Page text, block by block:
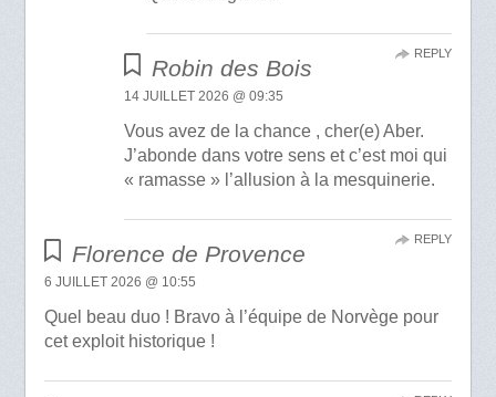
Robin des Bois
14 JUILLET 2026 @ 09:35
Vous avez de la chance , cher(e) Aber.
J’abonde dans votre sens et c’est moi qui
« ramasse » l’allusion à la mesquinerie.
REPLY
Florence de Provence
6 JUILLET 2026 @ 10:55
Quel beau duo ! Bravo à l’équipe de Norvège pour
cet exploit historique !
REPLY